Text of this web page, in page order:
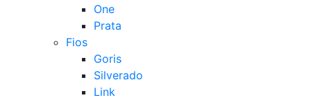
One
Prata
Fios
Goris
Silverado
Link